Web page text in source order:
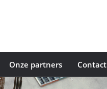
Onze partners Contact